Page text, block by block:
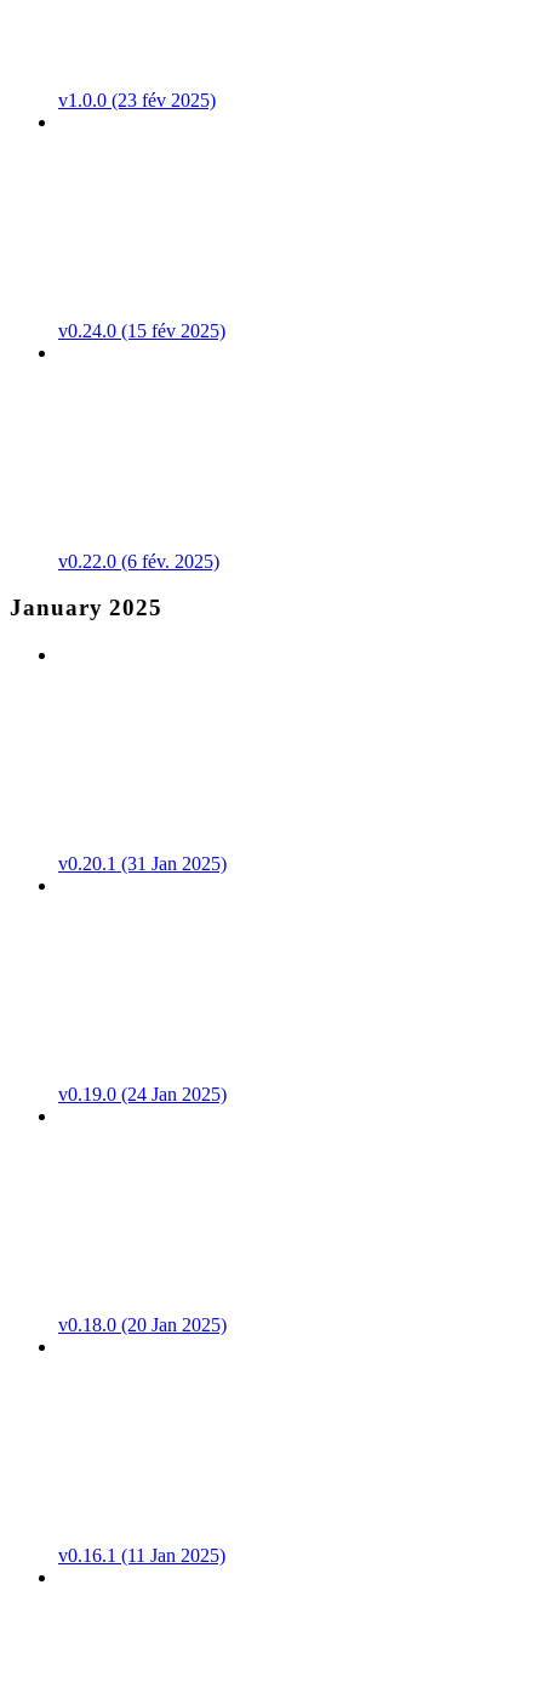
v1.0.0 (23 fév 2025)
v0.24.0 (15 fév 2025)
v0.22.0 (6 fév. 2025)
January 2025
v0.20.1 (31 Jan 2025)
v0.19.0 (24 Jan 2025)
v0.18.0 (20 Jan 2025)
v0.16.1 (11 Jan 2025)